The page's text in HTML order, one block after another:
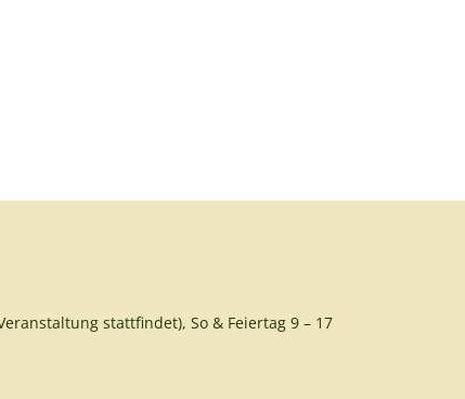
stattfindet), So & Feiertag 9 – 17